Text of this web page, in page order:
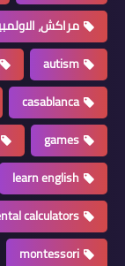
مراكش،
autism
casablanca
games
learn english
calculators
montessori